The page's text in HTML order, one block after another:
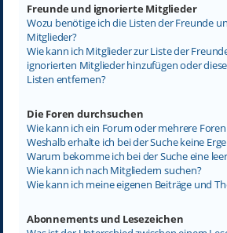
Freunde und ignorierte Mitglieder
Wozu benötige ich die Listen der Freunde
Mitglieder?
Wie kann ich Mitglieder zur Liste der
ignorierten Mitglieder hinzufügen oder
Listen entfernen?
Die Foren durchsuchen
Wie kann ich ein Forum oder mehrere
Weshalb erhalte ich bei der Suche keine
Warum bekomme ich bei der Suche eine
Wie kann ich nach Mitgliedern suchen?
Wie kann ich meine eigenen Beiträge und
Abonnements und Lesezeichen